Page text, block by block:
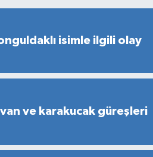
isimle ilgili olay
ve karakucak güreşleri